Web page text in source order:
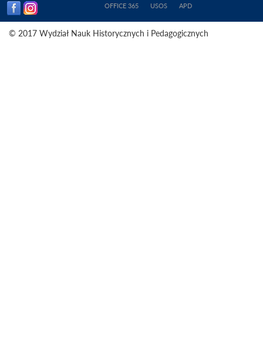
OFFICE 365 USOS APD
© 2017 Wydział Nauk Historycznych i Pedagogicznych